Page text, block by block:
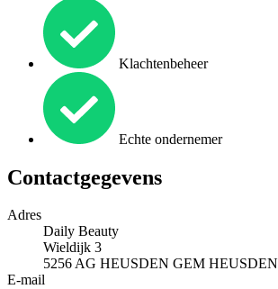
Klachtenbeheer
Echte ondernemer
Contactgegevens
Adres
Daily Beauty
Wieldijk 3
5256 AG HEUSDEN GEM HEUSDEN
E-mail